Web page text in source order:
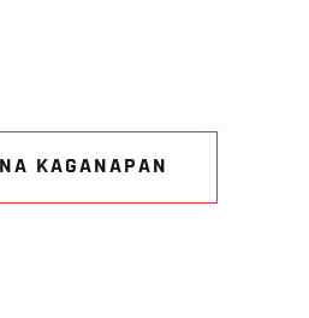
KAGANAPAN